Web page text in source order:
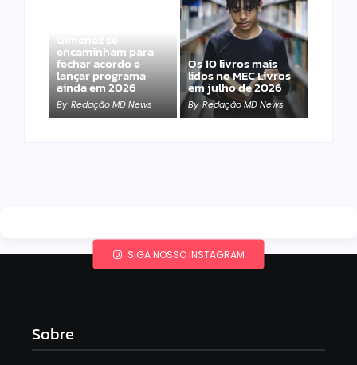
Gimenez se
encaminham para
fechar acordo e
lançar programa
ainda em 2026
By Redação MD News
Os 10 livros mais
lidos no MEC Livros
em julho de 2026
By Redação MD News
SIGA NOSSO INSTAGRAM
Sobre